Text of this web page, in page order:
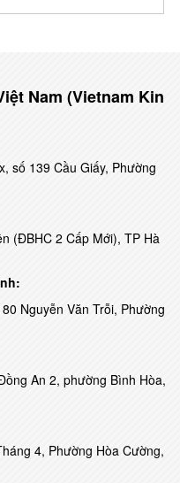
Nam (Vietnam Kin
số 139 Cầu Giấy, Phường
(ĐBHC 2 Cấp Mới), TP Hà
Nguyễn Văn Trỗi, Phường
An 2, phường Bình Hòa,
4, Phường Hòa Cường,